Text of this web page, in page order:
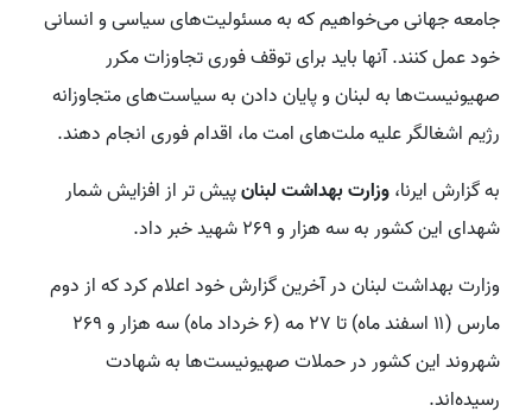
جامعه جهانی می‌خواهیم که به مسئولیت‌های سیاسی و انسانی
خود عمل کنند. آنها باید برای توقف فوری تجاوزات مکرر
صهیونیست‌ها به لبنان و پایان دادن به سیاست‌های متجاوزانه
رژیم اشغالگر علیه ملت‌های امت ما، اقدام فوری انجام دهند.
به گزارش ایرنا،وزارت بهداشت لبنانپیش تر از افزایش شمار
شهدای این کشور به سه هزار و ۲۶۹ شهید خبر داد.
وزارت بهداشت لبنان در آخرین گزارش خود اعلام کرد که از دوم
مارس (۱۱ اسفند ماه) تا ۲۷ مه (۶ خرداد ماه) سه هزار و ۲۶۹
شهروند این کشور در حملات صهیونیست‌ها به شهادت
رسیده‌اند.